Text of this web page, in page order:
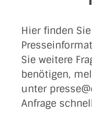
KARRIERE
Hier finden
Sie weitere
benötigen,
unter
Anfrage